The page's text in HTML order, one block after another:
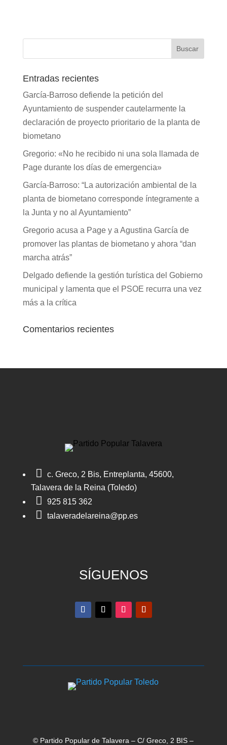
Entradas recientes
García-Barroso defiende la petición del
Ayuntamiento de suspender cautelarmente la
declaración de proyecto prioritario de la planta de
biometano
Gregorio: «No he recibido ni una sola llamada de
Page durante los días de emergencia»
García-Barroso: “La autorización ambiental de la
planta de biometano corresponde íntegramente a
la Junta y no al Ayuntamiento”
Gregorio acusa a Page y a Agustina García de
promover las plantas de biometano y ahora “dan
marcha atrás”
Delgado defiende la gestión turística del Gobierno
municipal y lamenta que el PSOE recurra una vez
más a la crítica
Comentarios recientes

c. Greco, 2 Bis, Entreplanta, 45600,
Talavera de la Reina (Toledo)
 925 815 362
 talaveradelareina@pp.es
SÍGUENOS
© Partido Popular de Talavera – C/ Greco, 2 BIS –